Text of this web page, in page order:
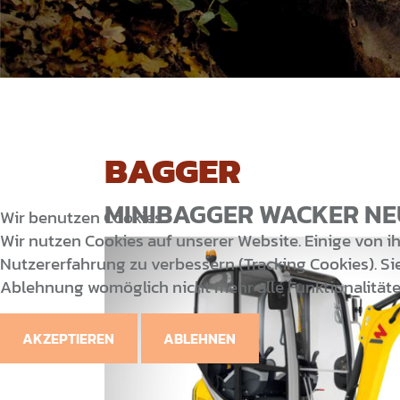
BAGGER
MINIBAGGER WACKER
Wir benutzen Cookies
Wir nutzen Cookies auf unserer Website. Einige von
Nutzererfahrung zu verbessern (Tracking Cookies).
Ablehnung womöglich nicht mehr alle
AKZEPTIEREN ABLEHNEN